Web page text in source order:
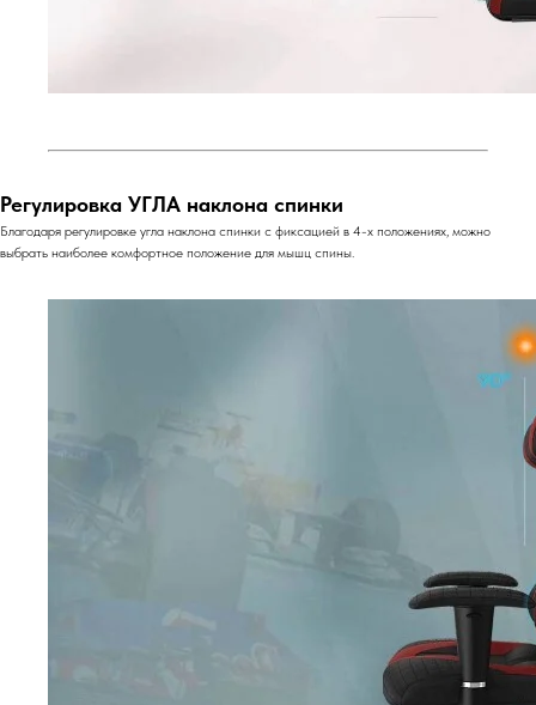
Регулировка УГЛА наклона спинки
Благодаря регулировке угла наклона спинки с фиксацией в 4-х положениях, можно
выбрать наиболее комфортное положение для мышц спины.